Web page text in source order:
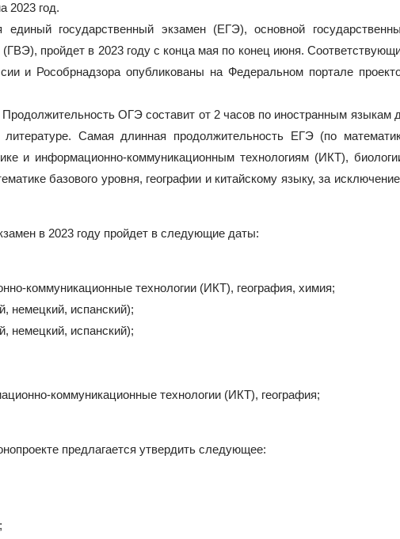
2023 год.
единый государственный экзамен (ЕГЭ), основной
пройдет в 2023 году с конца мая по конец июня.
и Рособрнадзора опубликованы на Федеральном портале
ОГЭ составит от 2 часов по иностранным языкам
Самая длинная продолжительность ЕГЭ (по
и информационно-коммуникационным технологиям (ИКТ),
базового уровня, географии и китайскому языку, за
в 2023 году пройдет в следующие даты:
коммуникационные технологии (ИКТ), география, химия;
немецкий, испанский);
немецкий, испанский);
коммуникационные технологии (ИКТ), география;
предлагается утвердить следующее: